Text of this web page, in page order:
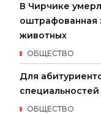
В Чирчике
оштрафованная
животных
ОБЩЕСТВО
Для
специальностей
ОБЩЕСТВО